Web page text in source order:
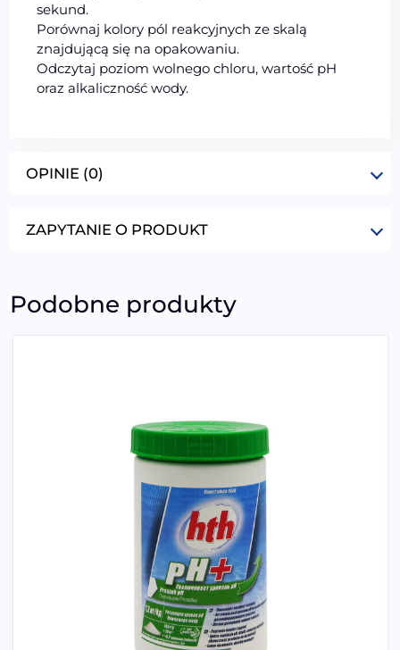
sekund.
Porównaj kolory pól reakcyjnych ze skalą
znajdującą się na opakowaniu.
Odczytaj poziom wolnego chloru, wartość pH
oraz alkaliczność wody.
OPINIE (0)
ZAPYTANIE O PRODUKT
Podobne produkty